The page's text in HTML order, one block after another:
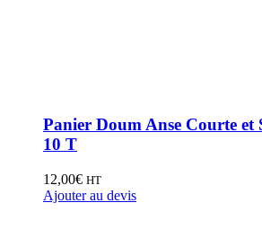
Panier Doum Anse Courte et
10 T
12,00€ HT
Ajouter au devis